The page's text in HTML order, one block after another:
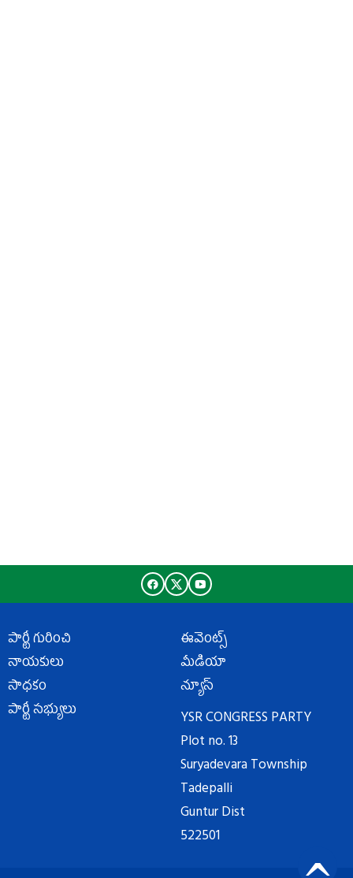
పార్టీ గురించి
నాయకులు
సాధకం
పార్టీ సభ్యులు
ఈవెంట్స్
మీడియా
న్యూస్
YSR CONGRESS PARTY
Plot no. 13
Suryadevara Township
Tadepalli
Guntur Dist
522501